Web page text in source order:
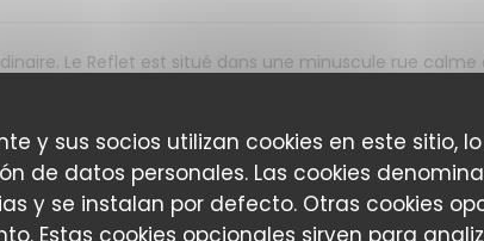
y sus socios utilizan cookies en este sitio,
de datos personales. Las cookies
y se instalan por defecto. Otras cookies
Estas cookies opcionales sirven para
Le Reflet est situé dans une minuscule rue calme
cuisine est toujours aussi délicieuse et généreuse (Le
Ce restaurant est de surcroìt and magnifique
y déjeuner ou dîner (en terrasse en saison)